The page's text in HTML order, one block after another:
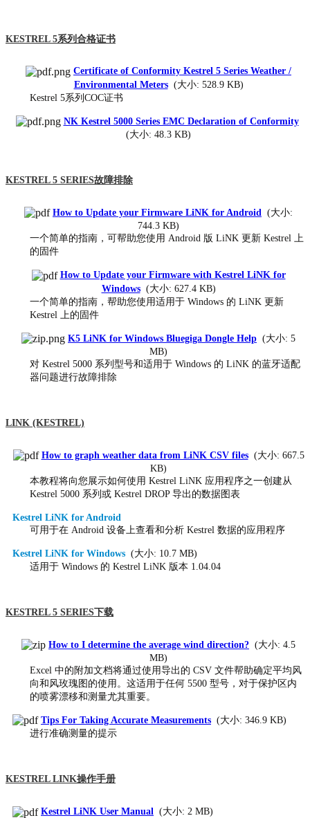
KESTREL 5系列合格证书
Certificate of Conformity Kestrel 5 Series Weather /
Environmental Meters(大小: 528.9 KB)
Kestrel 5系列COC证书
NK Kestrel 5000 Series EMC Declaration of Conformity
(大小: 48.3 KB)
KESTREL 5 SERIES故障排除
How to Update your Firmware LiNK for Android
(大小:
744.3 KB)
一个简单的指南，可帮助您使用 Android 版 LiNK 更新 Kestrel 上
的固件
How to Update your Firmware with Kestrel LiNK for
Windows(大小: 627.4 KB)
一个简单的指南，帮助您使用适用于 Windows 的 LiNK 更新
Kestrel 上的固件
K5 LiNK for Windows Bluegiga Dongle Help (大小: 5
MB)
对 Kestrel 5000 系列型号和适用于 Windows 的 LiNK 的蓝牙适配
器问题进行故障排除
LINK (KESTREL)
How to graph weather data from LiNK CSV files(大小: 667.5
KB)
本教程将向您展示如何使用 Kestrel LiNK 应用程序之一创建从
Kestrel 5000 系列或 Kestrel DROP 导出的数据图表
Kestrel LiNK for Android
可用于在 Android 设备上查看和分析 Kestrel 数据的应用程序
Kestrel LiNK for Windows (大小: 10.7 MB)
适用于 Windows 的 Kestrel LiNK 版本 1.04.04
KESTREL 5 SERIES下载
How to I determine the average wind direction? (大小: 4.5
MB)
Excel 中的附加文档将通过使用导出的 CSV 文件帮助确定平均风
向和风玫瑰图的使用。 这适用于任何 5500 型号，对于保护区内
的喷雾漂移和测量尤其重要。
Tips For Taking Accurate Measurements (大小: 346.9 KB)
进行准确测量的提示
KESTREL LINK操作手册
Kestrel LiNK User Manual (大小: 2 MB)